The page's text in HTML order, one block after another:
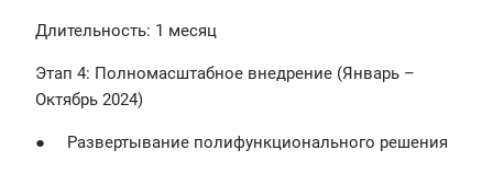
Длительность: 1 месяц
Этап 4: Полномасштабное внедрение (Январь –
Октябрь 2024)
● Развертывание полифункционального решения